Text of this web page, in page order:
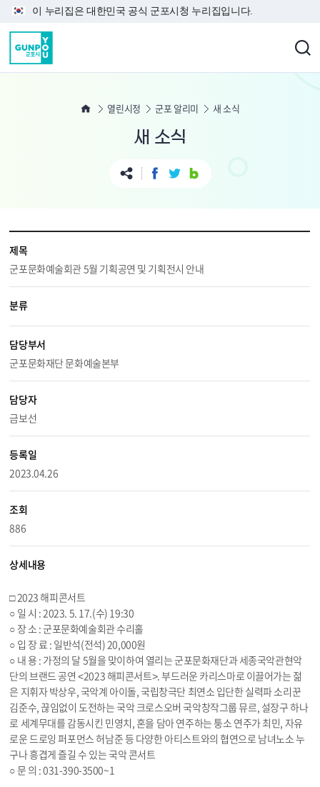
본문 바로가기
이 누리집은 대한민국 공식 군포시청 누리집입니다.
열린시정 군포 알리미 새 소식
새 소식
제목
군포문화예술회관 5월 기획공연 및 기획전시 안내
분류
담당부서
군포문화재단 문화예술본부
담당자
금보선
등록일
2023.04.26
조회
886
상세내용
□ 2023 해피콘서트
○ 일 시 : 2023. 5. 17.(수) 19:30
○ 장 소 : 군포문화예술회관 수리홀
○ 입 장 료 : 일반석(전석) 20,000원
○ 내 용 : 가정의 달 5월을 맞이하여 열리는 군포문화재단과 세종국악관현악
단의 브랜드 공연 <2023 해피콘서트>. 부드러운 카리스마로 이끌어가는 젊
은 지휘자 박상우, 국악계 아이돌, 국립창극단 최연소 입단한 실력파 소리꾼
김준수, 끊임없이 도전하는 국악 크로스오버 국악창작그룹 뮤르, 설장구 하나
로 세계무대를 감동시킨 민영치, 혼을 담아 연주하는 퉁소 연주가 최민, 자유
로운 드로잉 퍼포먼스 허남준 등 다양한 아티스트와의 협연으로 남녀노소 누
구나 흥겹게 즐길 수 있는 국악 콘서트
○ 문 의 : 031-390-3500~1